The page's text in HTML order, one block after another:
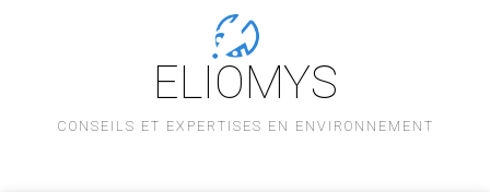
ELIOMYS
CONSEILS ET EXPERTISES EN ENVIRONNEMENT